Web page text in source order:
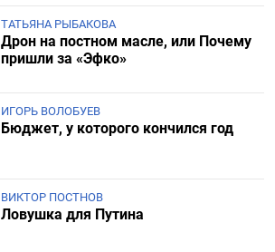
ТАТЬЯНА РЫБАКОВА
Дрон на постном масле, или Почему
пришли за «Эфко»
ИГОРЬ ВОЛОБУЕВ
Бюджет, у которого кончился год
ВИКТОР ПОСТНОВ
Ловушка для Путина